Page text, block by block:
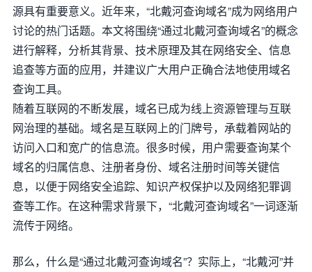
源具有重要意义。近年来，“北戴河查询域名”成为网络用户
讨论的热门话题。本文将围绕“通过北戴河查询域名”的概念
进行解释，分析其背景、技术原理及其在网络安全、信息
追查等方面的应用，并建议广大用户正确合法地使用域名
查询工具。
随着互联网的不断发展，域名已成为线上资源管理与互联
网治理的基础。域名是互联网上的门牌号，承载着网站的
访问入口和宽广的信息流。很多时候，用户需要查询某个
域名的归属信息、注册者身份、域名注册时间等关键信
息，以便于网络安全追踪、知识产权保护以及网络犯罪调
查等工作。在这种需求背景下，“北戴河查询域名”一词逐渐
流传于网络。
那么，什么是“通过北戴河查询域名”？实际上，“北戴河”并